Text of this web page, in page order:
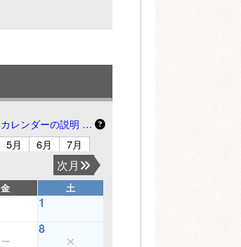
カレンダーの説明 …
5月 6月 7月
次月
金 土
1
8